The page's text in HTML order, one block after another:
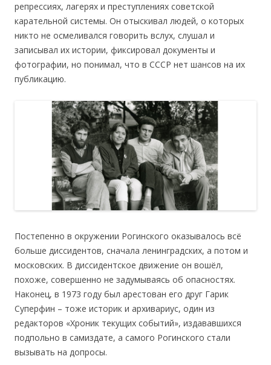
репрессиях, лагерях и преступлениях советской
карательной системы. Он отыскивал людей, о которых
никто не осмеливался говорить вслух, слушал и
записывал их истории, фиксировал документы и
фотографии, но понимал, что в СССР нет шансов на их
публикацию.
Постепенно в окружении Рогинского оказывалось всё
больше диссидентов, сначала ленинградских, а потом и
московских. В диссидентское движение он вошёл,
похоже, совершенно не задумываясь об опасностях.
Наконец, в 1973 году был арестован его друг Гарик
Суперфин – тоже историк и архивариус, один из
редакторов «Хроник текущих событий», издававшихся
подпольно в самиздате, а самого Рогинского стали
вызывать на допросы.